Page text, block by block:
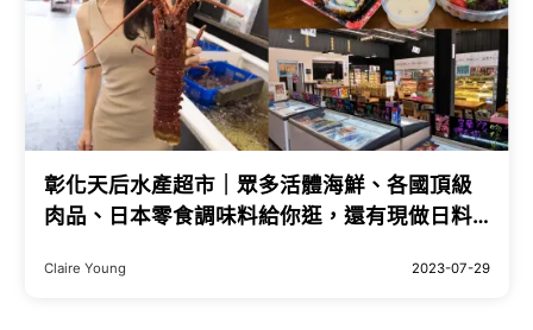
彰化天后水產超市｜眾多活體海鮮、各國頂級
肉品、日本零食調味料給你逛，還有現做日料
Claire Young 2023-07-29